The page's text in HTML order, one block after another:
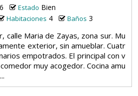
Estado Bien
Habitaciones 4 Baños 3
calle Maria de Zayas, zona sur. Mu
exterior, sin amueblar. Cuatr
empotrados. El principal con v
muy acogedor. Cocina amu